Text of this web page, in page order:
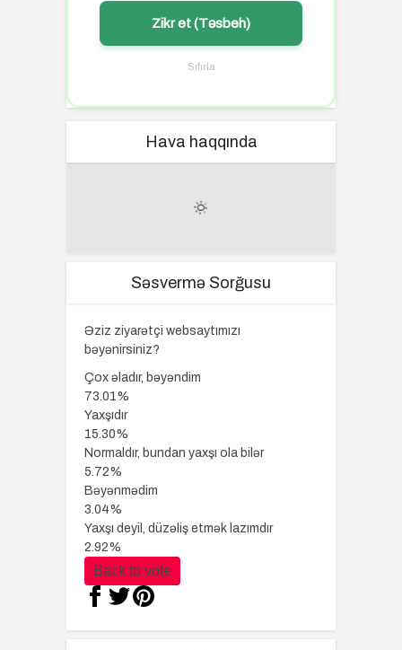
Zikr et (Təsbeh)
Sıfırla
Hava haqqında
Səsvermə Sorğusu
Əziz ziyarətçi websaytımızı
bəyənirsiniz?
Çox əladır, bəyəndim
73.01%
Yaxşıdır
15.30%
Normaldır, bundan yaxşı ola bilər
5.72%
Bəyənmədim
3.04%
Yaxşı deyil, düzəliş etmək lazımdır
2.92%
Back to vote